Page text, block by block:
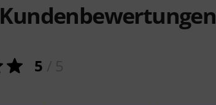
Kundenbewertungen
5